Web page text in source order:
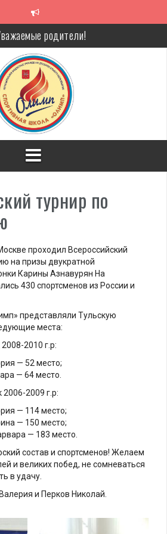
родители!
— путь в никуда
спора без суда
за объекты благоустройства!
турнир по
проходил Всероссийский
на призы двукратной
Карины Азнавурян На
430 спортсменов из России и
представляли Тульскую
места:
2010 г.р:
— 52 место;
— 64 место.
2009 г.р:
— 114 место;
— 150 место;
— 183 место.
состав и спортсменов! Желаем
и великих побед, не сомневаться
в удачу.
и Перков Николай.